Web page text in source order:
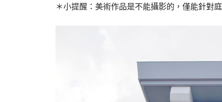
＊小提醒：美術作品是不能攝影的，僅能針對